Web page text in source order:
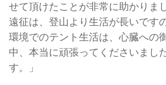
せて頂けたことが非常に助かりまし
遠征は、登山より生活が長いです
環境でのテント生活は、心臓への
中、本当に頑張ってくださいまし
す。」